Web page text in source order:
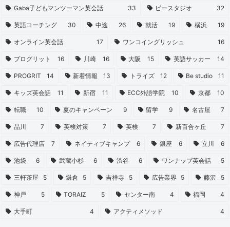
Gaba子どもマンツーマン英会話 33 ビースタジオ 32
英語コーチング 30 中途 26 就活 19 横浜 19
オンライン英会話 17 ワンコイングリッシュ 16
プログリット 16 川崎 16 大阪 15 英語サッカー 14
PROGRIT 14 新着情報 13 トライズ 12 Be studio 11
キッズ英会話 11 新宿 11 ECC外語学院 10 京都 10
転職 10 夏のキャンペーン 9 留学 9 名古屋 7
品川 7 英検対策 7 英検 7 新百合ヶ丘 7
広告代理店 7 ネイティブキャンプ 6 銀座 6 立川 6
池袋 6 武蔵小杉 6 渋谷 6 ワンナップ英会話 5
三軒茶屋 5 鎌倉 5 吉祥寺 5 広告業界 5 藤沢 5
神戸 5 TORAIZ 5 センター南 4 福岡 4
大手町 4 アクティメソッド 4